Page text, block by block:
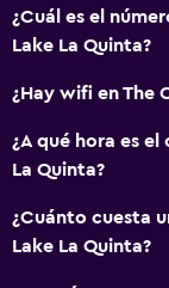
Ducha
Aseo
Albornoz
¿Cuál es el
Lake La Quinta?
¿Hay wifi en The
¿A qué hora es
La Quinta?
¿Cuánto cuesta
Lake La Quinta?